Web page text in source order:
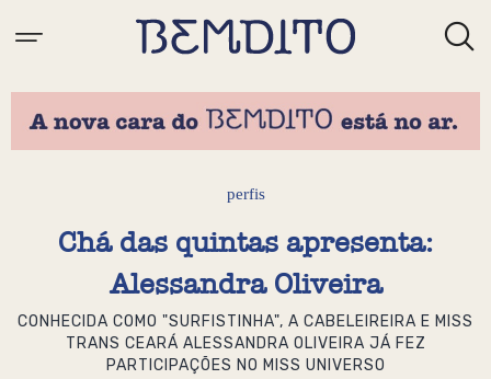
perfis
Chá das quintas apresenta:
Alessandra Oliveira
CONHECIDA COMO "SURFISTINHA", A CABELEIREIRA E MISS
TRANS CEARÁ ALESSANDRA OLIVEIRA JÁ FEZ
PARTICIPAÇÕES NO MISS UNIVERSO